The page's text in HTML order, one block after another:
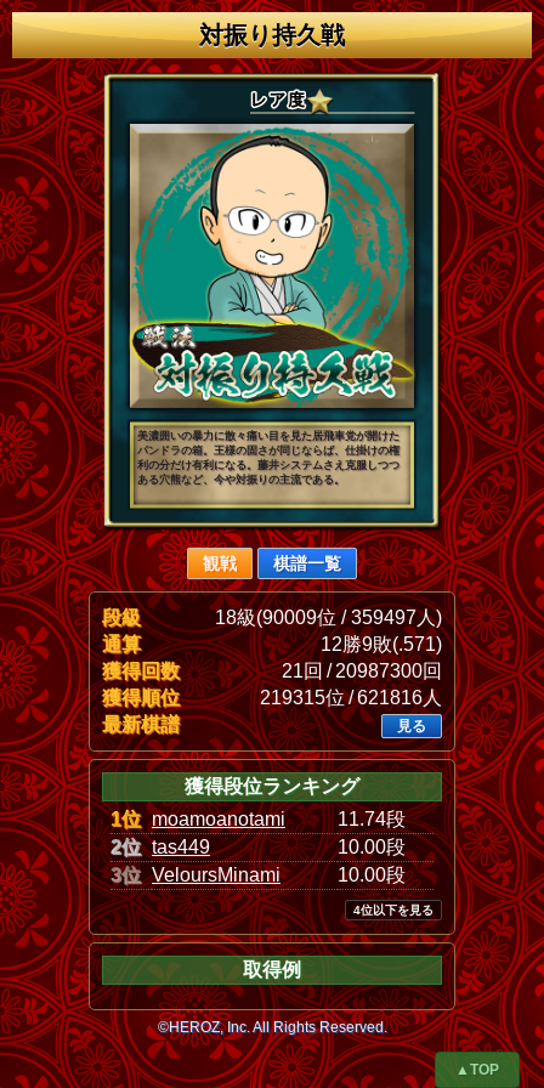
対振り持久戦
美濃囲いの暴力に散々痛い目を見た居飛車党が開けた
パンドラの箱。王様の固さが同じならば、仕掛けの権
利の分だけ有利になる。藤井システムさえ克服しつつ
ある穴熊など、今や対振りの主流である。
観戦 棋譜一覧
段級
18級(90009位 / 359497人)
通算
12勝9敗(.571)
獲得回数
21回 / 20987300回
獲得順位
219315位 / 621816人
最新棋譜
見る
獲得段位ランキング
1位 moamoanotami
11.74段
2位 tas449
10.00段
3位 VeloursMinami 10.00段
4位以下を見る
取得例
©HEROZ, Inc. All Rights Reserved.
▲TOP